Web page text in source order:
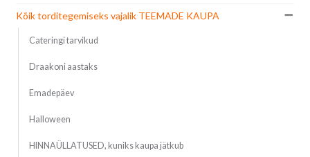
Kõik torditegemiseks vajalik TEEMADE KAUPA
Cateringi tarvikud
Draakoni aastaks
Emadepäev
Halloween
HINNAÜLLATUSED, kuniks kaupa jätkub